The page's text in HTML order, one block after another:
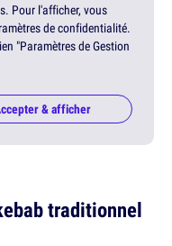
Pour l'afficher, vous
de confidentialité.
"Paramètres de Gestion
& afficher
traditionnel